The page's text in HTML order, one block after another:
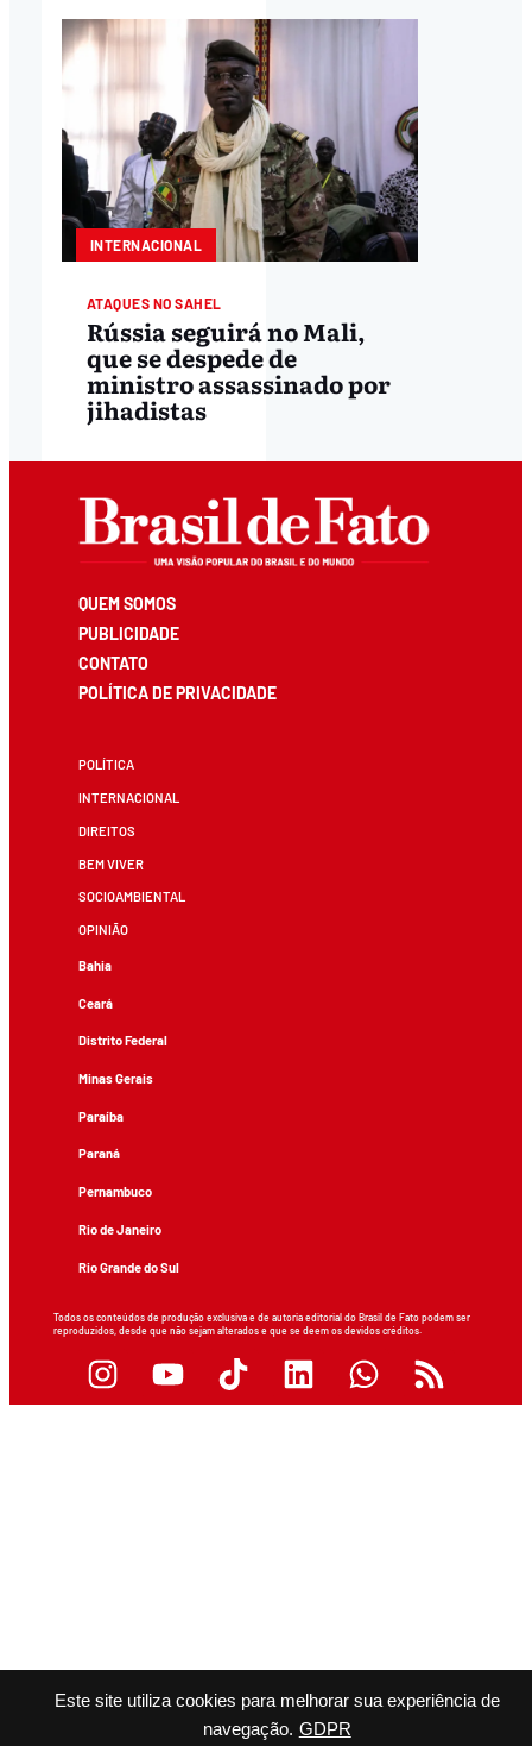
Este site utiliza cookies para melhorar sua experiência de
navegação. GDPR
INTERNACIONAL
ATAQUES NO SAHEL
Rússia seguirá no Mali,
que se despede de
ministro assassinado por
jihadistas
QUEM SOMOS
PUBLICIDADE
CONTATO
POLÍTICA DE PRIVACIDADE
POLÍTICA
INTERNACIONAL
DIREITOS
BEM VIVER
SOCIOAMBIENTAL
OPINIÃO
Bahia
Ceará
Distrito Federal
Minas Gerais
Paraíba
Paraná
Pernambuco
Rio de Janeiro
Rio Grande do Sul
Todos os conteúdos de produção exclusiva e de autoria editorial do Brasil de Fato podem ser
reproduzidos, desde que não sejam alterados e que se deem os devidos créditos.